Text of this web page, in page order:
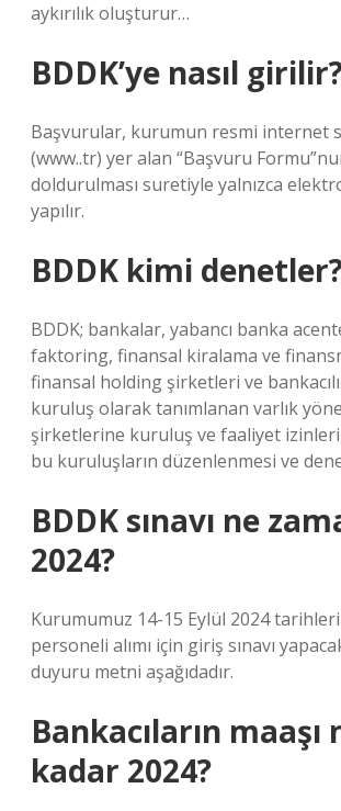
aykırılık oluşturur…
BDDK’ye nasıl
Başvurular, kurumun resmi internet
(www..tr) yer alan “Başvuru
doldurulması suretiyle yalnızca
yapılır.
BDDK kimi
BDDK; bankalar, yabancı banka
faktoring, finansal kiralama ve
finansal holding şirketleri ve
kuruluş olarak tanımlanan varlık
şirketlerine kuruluş ve faaliyet
bu kuruluşların düzenlenmesi ve
BDDK sınavı ne
2024?
Kurumumuz 14-15 Eylül 2024
personeli alımı için giriş sınavı
duyuru metni aşağıdadır.
Bankacıların maaşı
kadar 2024?